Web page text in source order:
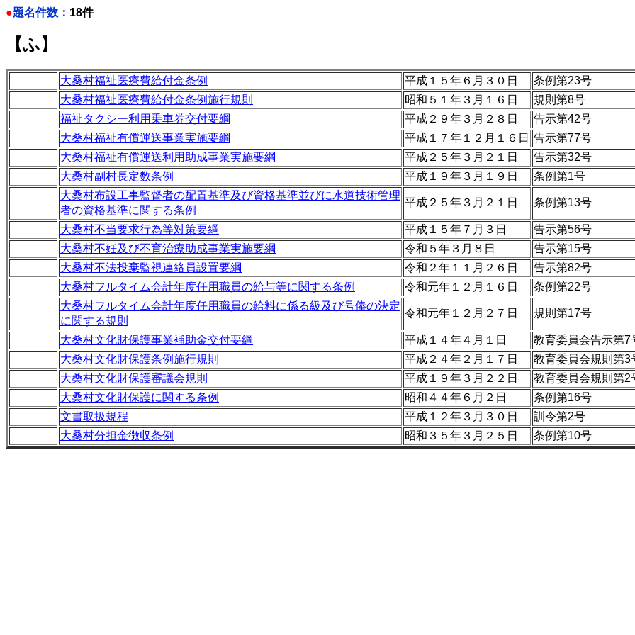
●題名件数： 18件
【ふ】
大桑村福祉医療費給付金条例 平成１５年６月３０日
条例第23号
大桑村福祉医療費給付金条例施行規則
昭和５１年３月１６日
規則第8号
福祉タクシー利用乗車券交付要綱
平成２９年３月２８日
告示第42号
大桑村福祉有償運送事業実施要綱
平成１７年１２月１６日 告示第77号
大桑村福祉有償運送利用助成事業実施要綱
平成２５年３月２１日
告示第32号
大桑村副村長定数条例
平成１９年３月１９日
条例第1号
大桑村布設工事監督者の配置基準及び資格基準並びに水道技術管理
者の資格基準に関する条例
平成２５年３月２１日 条例第13号
大桑村不当要求行為等対策要綱 平成１５年７月３日
告示第56号
大桑村不妊及び不育治療助成事業実施要綱
令和５年３月８日
告示第15号
大桑村不法投棄監視連絡員設置要綱
令和２年１１月２６日
告示第82号
大桑村フルタイム会計年度任用職員の給与等に関する条例
令和元年１２月１６日
条例第22号
大桑村フルタイム会計年度任用職員の給料に係る級及び号俸の決定
に関する規則
令和元年１２月２７日 規則第17号
大桑村文化財保護事業補助金交付要綱 平成１４年４月１日
教育委員会告示第7
大桑村文化財保護条例施行規則
平成２４年２月１７日
教育委員会規則第3
大桑村文化財保護審議会規則
平成１９年３月２２日
教育委員会規則第2
大桑村文化財保護に関する条例
昭和４４年６月２日
条例第16号
文書取扱規程
平成１２年３月３０日
訓令第2号
大桑村分担金徴収条例
昭和３５年３月２５日 条例第10号